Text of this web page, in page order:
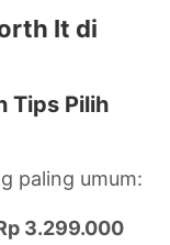
It di
Tips Pilih
paling umum:
3.299.000